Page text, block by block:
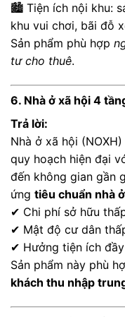
🏙 Tiện ích nội khu:
khu vui chơi, bãi đỗ
Sản phẩm phù hợp
tư cho thuê.
6. Nhà ở xã hội 4
Trả lời:
Nhà ở xã hội
quy hoạch hiện đại
đến không gian gần
ứng tiêu chuẩn nhà
✔ Chi phí sở hữu
✔ Mật độ cư dân
✔ Hưởng tiện ích
Sản phẩm này phù
khách thu nhập